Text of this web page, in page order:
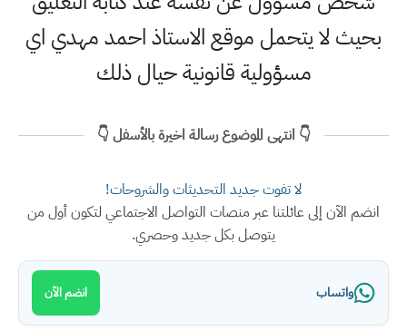
بحيث لا يتحمل موقع الاستاذ احمد مهدي اي
مسؤولية قانونية حيال ذلك
👇 انتهى الموضوع رسالة اخيرة بالأسفل 👇
لا تفوت جديد التحديثات والشروحات!
انضم الآن إلى عائلتنا عبر منصات التواصل الاجتماعي لتكون أول من
يتوصل بكل جديد وحصري.
واتساب انضم الآن